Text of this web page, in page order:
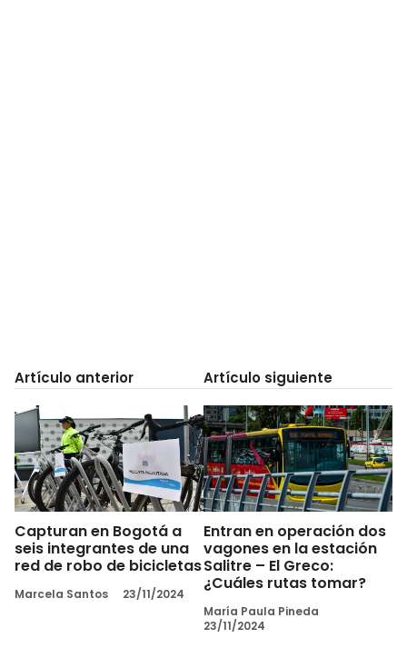
Artículo anterior
Capturan en Bogotá a
seis integrantes de una
red de robo de bicicletas
Marcela Santos 23/11/2024
Artículo siguiente
Entran en operación dos
vagones en la estación
Salitre – El Greco:
¿Cuáles rutas tomar?
María Paula Pineda
23/11/2024